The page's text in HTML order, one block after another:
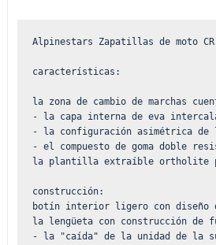
Alpinestars Zapatillas de moto
características:
la zona de cambio de marchas
- la capa interna de eva
- la configuración asimétrica
- el compuesto de goma doble
la plantilla extraíble ortholite
construcción:
botín interior ligero con diseño
la lengüeta con construcción de
- la "caída" de la unidad de la